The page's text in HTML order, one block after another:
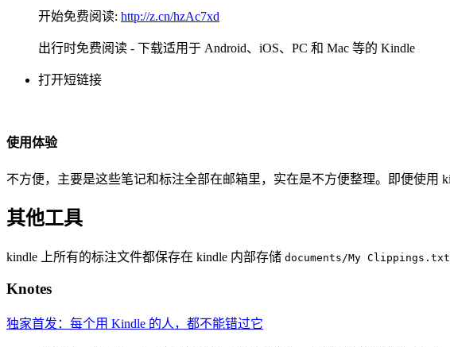
开始免费阅读: http://z.cn/hzAc7xd
出行时免费阅读 - 下载适用于 Android、iOS、PC 和 Mac 等的 Kindle
打开短链接
使用体验
不方便，主要是这些笔记和标注全部在邮箱里，实在是不方便整理。即便使用
其他工具
kindle 上所有的标注文件都保存在 kindle 内部存储 documents/My Clippings.txt
Knotes
独家首发：每个用 Kindle 的人，都不能错过它